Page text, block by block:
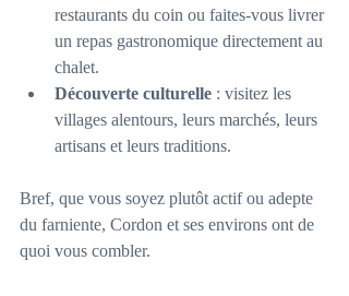
restaurants du coin ou faites-vous livrer
un repas gastronomique directement au
chalet.
Découverte culturelle : visitez les
villages alentours, leurs marchés, leurs
artisans et leurs traditions.
Bref, que vous soyez plutôt actif ou adepte
du farniente, Cordon et ses environs ont de
quoi vous combler.